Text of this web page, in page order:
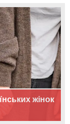
жінок